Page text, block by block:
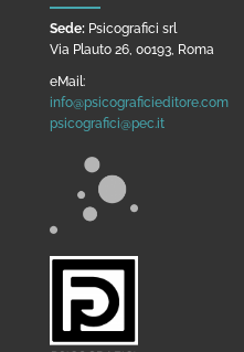
Sede: Psicografici srl
Via Plauto 26, 00193, Roma
eMail:
info@psicograficieditore.com
psicografici@pec.it